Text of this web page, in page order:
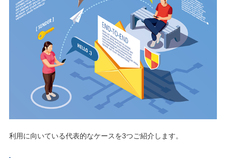
利用に向いている代表的なケースを3つご紹介します。